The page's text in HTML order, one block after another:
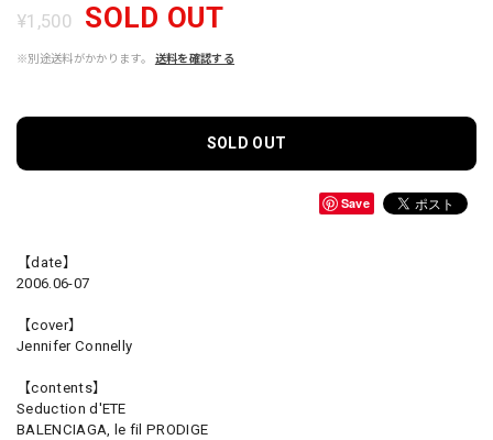
¥1,500 SOLD OUT
※別途送料がかかります。 送料を確認する
SOLD OUT
Save
【date】
2006.06-07
【cover】
Jennifer Connelly
【contents】
Seduction d'ETE
BALENCIAGA, le fil PRODIGE